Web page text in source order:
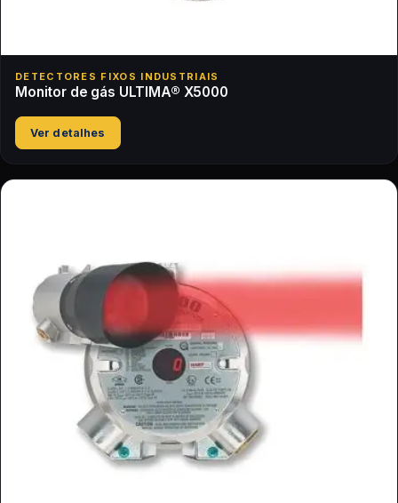
DETECTORES FIXOS INDUSTRIAIS
Monitor de gás ULTIMA® X5000
Ver detalhes